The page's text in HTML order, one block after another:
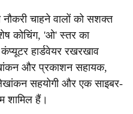
चाहने वालों को सशक्त
कोचिंग, 'ओ' स्तर का
हार्डवेयर रखरखाव
और प्रकाशन सहायक,
सहयोगी और एक साइबर-
शामिल हैं।